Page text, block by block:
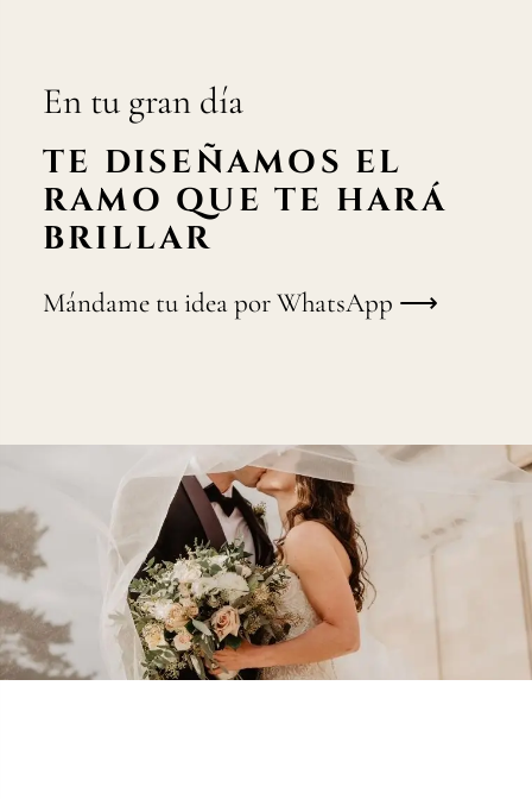
En tu gran día
TE DISEÑAMOS EL
RAMO QUE TE HARÁ
BRILLAR
Mándame tu idea por WhatsApp ⟶